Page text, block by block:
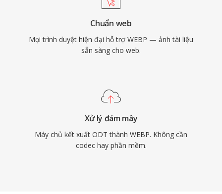
Chuẩn web
Mọi trình duyệt hiện đại hỗ trợ WEBP — ảnh tài liệu
sẵn sàng cho web.
Xử lý đám mây
Máy chủ kết xuất ODT thành WEBP. Không cần
codec hay phần mềm.